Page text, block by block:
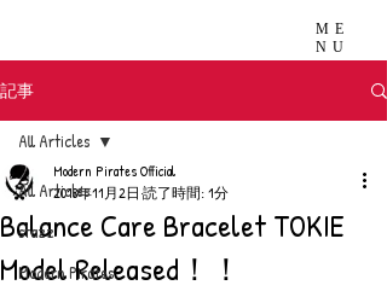
ME
NU
記事
All Articles
stazz
Modern Pirates
All Articles
Balance Care Bracelet TOKIE
Model Released！！
Modern Pirates Official
2018年11月2日 読了時間: 1分